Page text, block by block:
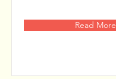
Read More